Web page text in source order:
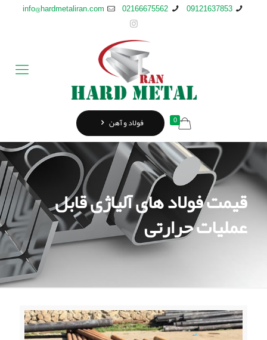
09121637853
02166675562
info@hardmetaliran.com
0 فولاد و آهن
قیمت فولاد های آلیاژی قابل
عملیات حرارتی